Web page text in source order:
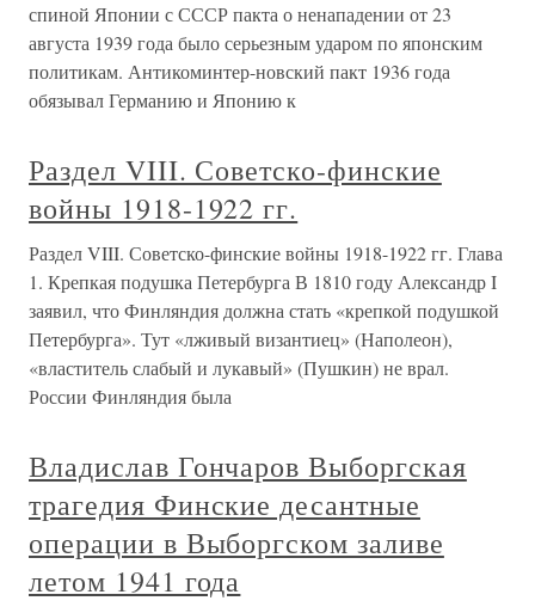
спиной Японии с СССР пакта о ненападении от 23
августа 1939 года было серьезным ударом по японским
политикам. Антикоминтер-новский пакт 1936 года
обязывал Германию и Японию к
Раздел VIII. Советско-финские
войны 1918-1922 гг.
Раздел VIII. Советско-финские войны 1918-1922 гг. Глава
1. Крепкая подушка Петербурга В 1810 году Александр I
заявил, что Финляндия должна стать «крепкой подушкой
Петербурга». Тут «лживый византиец» (Наполеон),
«властитель слабый и лукавый» (Пушкин) не врал.
России Финляндия была
Владислав Гончаров Выборгская
трагедия Финские десантные
операции в Выборгском заливе
летом 1941 года